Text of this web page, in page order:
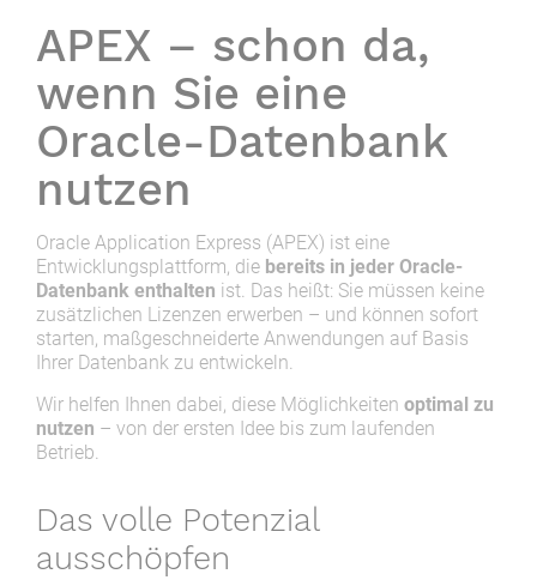
APEX – schon da,
wenn Sie eine
Oracle-Datenbank
nutzen
Oracle Application Express (APEX) ist eine
Entwicklungsplattform, die bereits in jeder Oracle-
Datenbank enthalten ist. Das heißt: Sie müssen keine
zusätzlichen Lizenzen erwerben – und können sofort
starten, maßgeschneiderte Anwendungen auf Basis
Ihrer Datenbank zu entwickeln.
Wir helfen Ihnen dabei, diese Möglichkeiten optimal zu
nutzen – von der ersten Idee bis zum laufenden
Betrieb.
Das volle Potenzial
ausschöpfen